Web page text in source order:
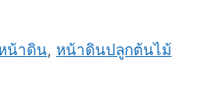
น้าดิน, หน้าดินปลูกต้นไม้